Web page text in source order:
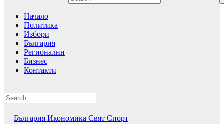
Начало
Политика
Избори
България
Регионални
Бизнес
Контакти
България Икономика Свят Спорт